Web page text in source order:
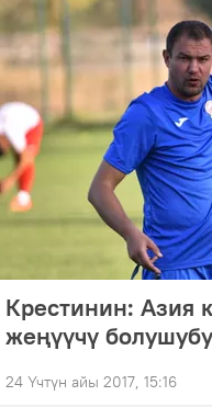
Крестинин: Азия
жеңүүчү
24 Үчтүн айы 2017, 15:16